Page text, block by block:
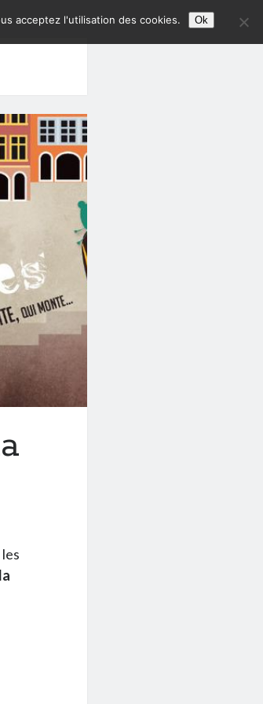
la
acceptez l'utilisation des cookies. Ok